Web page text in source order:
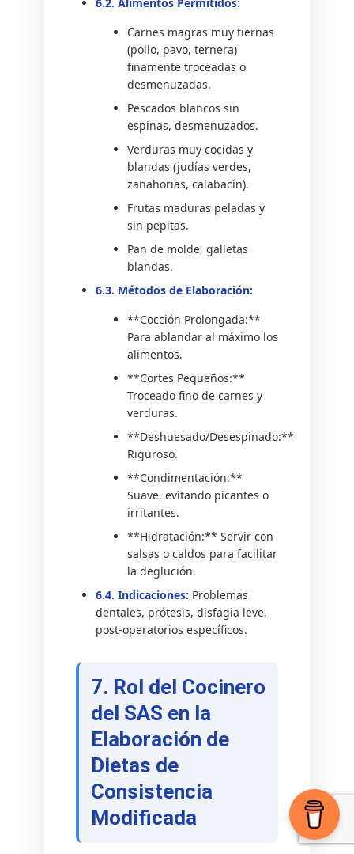
Carnes magras muy tiernas
(pollo, pavo, ternera)
finamente troceadas o
desmenuzadas.
Pescados blancos sin
espinas, desmenuzados.
Verduras muy cocidas y
blandas (judías verdes,
zanahorias, calabacín).
Frutas maduras peladas y
sin pepitas.
Pan de molde, galletas
blandas.
6.3. Métodos de Elaboración:
**Cocción Prolongada:**
Para ablandar al máximo los
alimentos.
**Cortes Pequeños:**
Troceado fino de carnes y
verduras.
**Deshuesado/Desespinado:**
Riguroso.
**Condimentación:**
Suave, evitando picantes o
irritantes.
**Hidratación:** Servir con
salsas o caldos para facilitar
la deglución.
6.4. Indicaciones: Problemas
dentales, prótesis, disfagia leve,
post-operatorios específicos.
7. Rol del Cocinero
del SAS en la
Elaboración de
Dietas de
Consistencia
Modificada